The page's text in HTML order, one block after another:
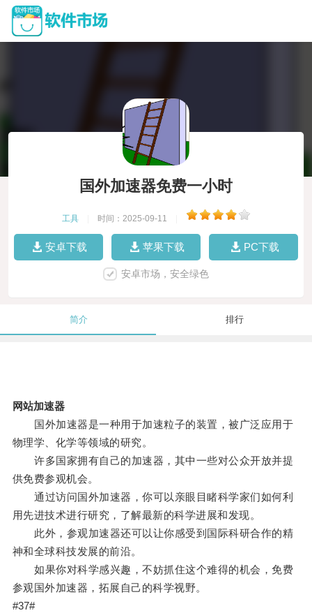
国外加速器免费一小时
工具 时间：2025-09-11
安卓下载 苹果下载 PC下载
安卓市场，安全绿色
简介 排行
网站加速器
国外加速器是一种用于加速粒子的装置，被广泛应用于
物理学、化学等领域的研究。
许多国家拥有自己的加速器，其中一些对公众开放并提
供免费参观机会。
通过访问国外加速器，你可以亲眼目睹科学家们如何利
用先进技术进行研究，了解最新的科学进展和发现。
此外，参观加速器还可以让你感受到国际科研合作的精
神和全球科技发展的前沿。
如果你对科学感兴趣，不妨抓住这个难得的机会，免费
参观国外加速器，拓展自己的科学视野。
#37#